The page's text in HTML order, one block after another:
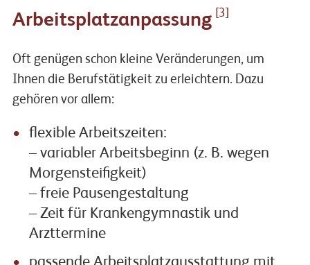
Arbeitsplatzanpassung [3]
Oft genügen schon kleine Veränderungen, um
Ihnen die Berufstätigkeit zu erleichtern. Dazu
gehören vor allem:
flexible Arbeitszeiten:
– variabler Arbeitsbeginn (z. B. wegen
Morgensteifigkeit)
– freie Pausengestaltung
– Zeit für Krankengymnastik und
Arzttermine